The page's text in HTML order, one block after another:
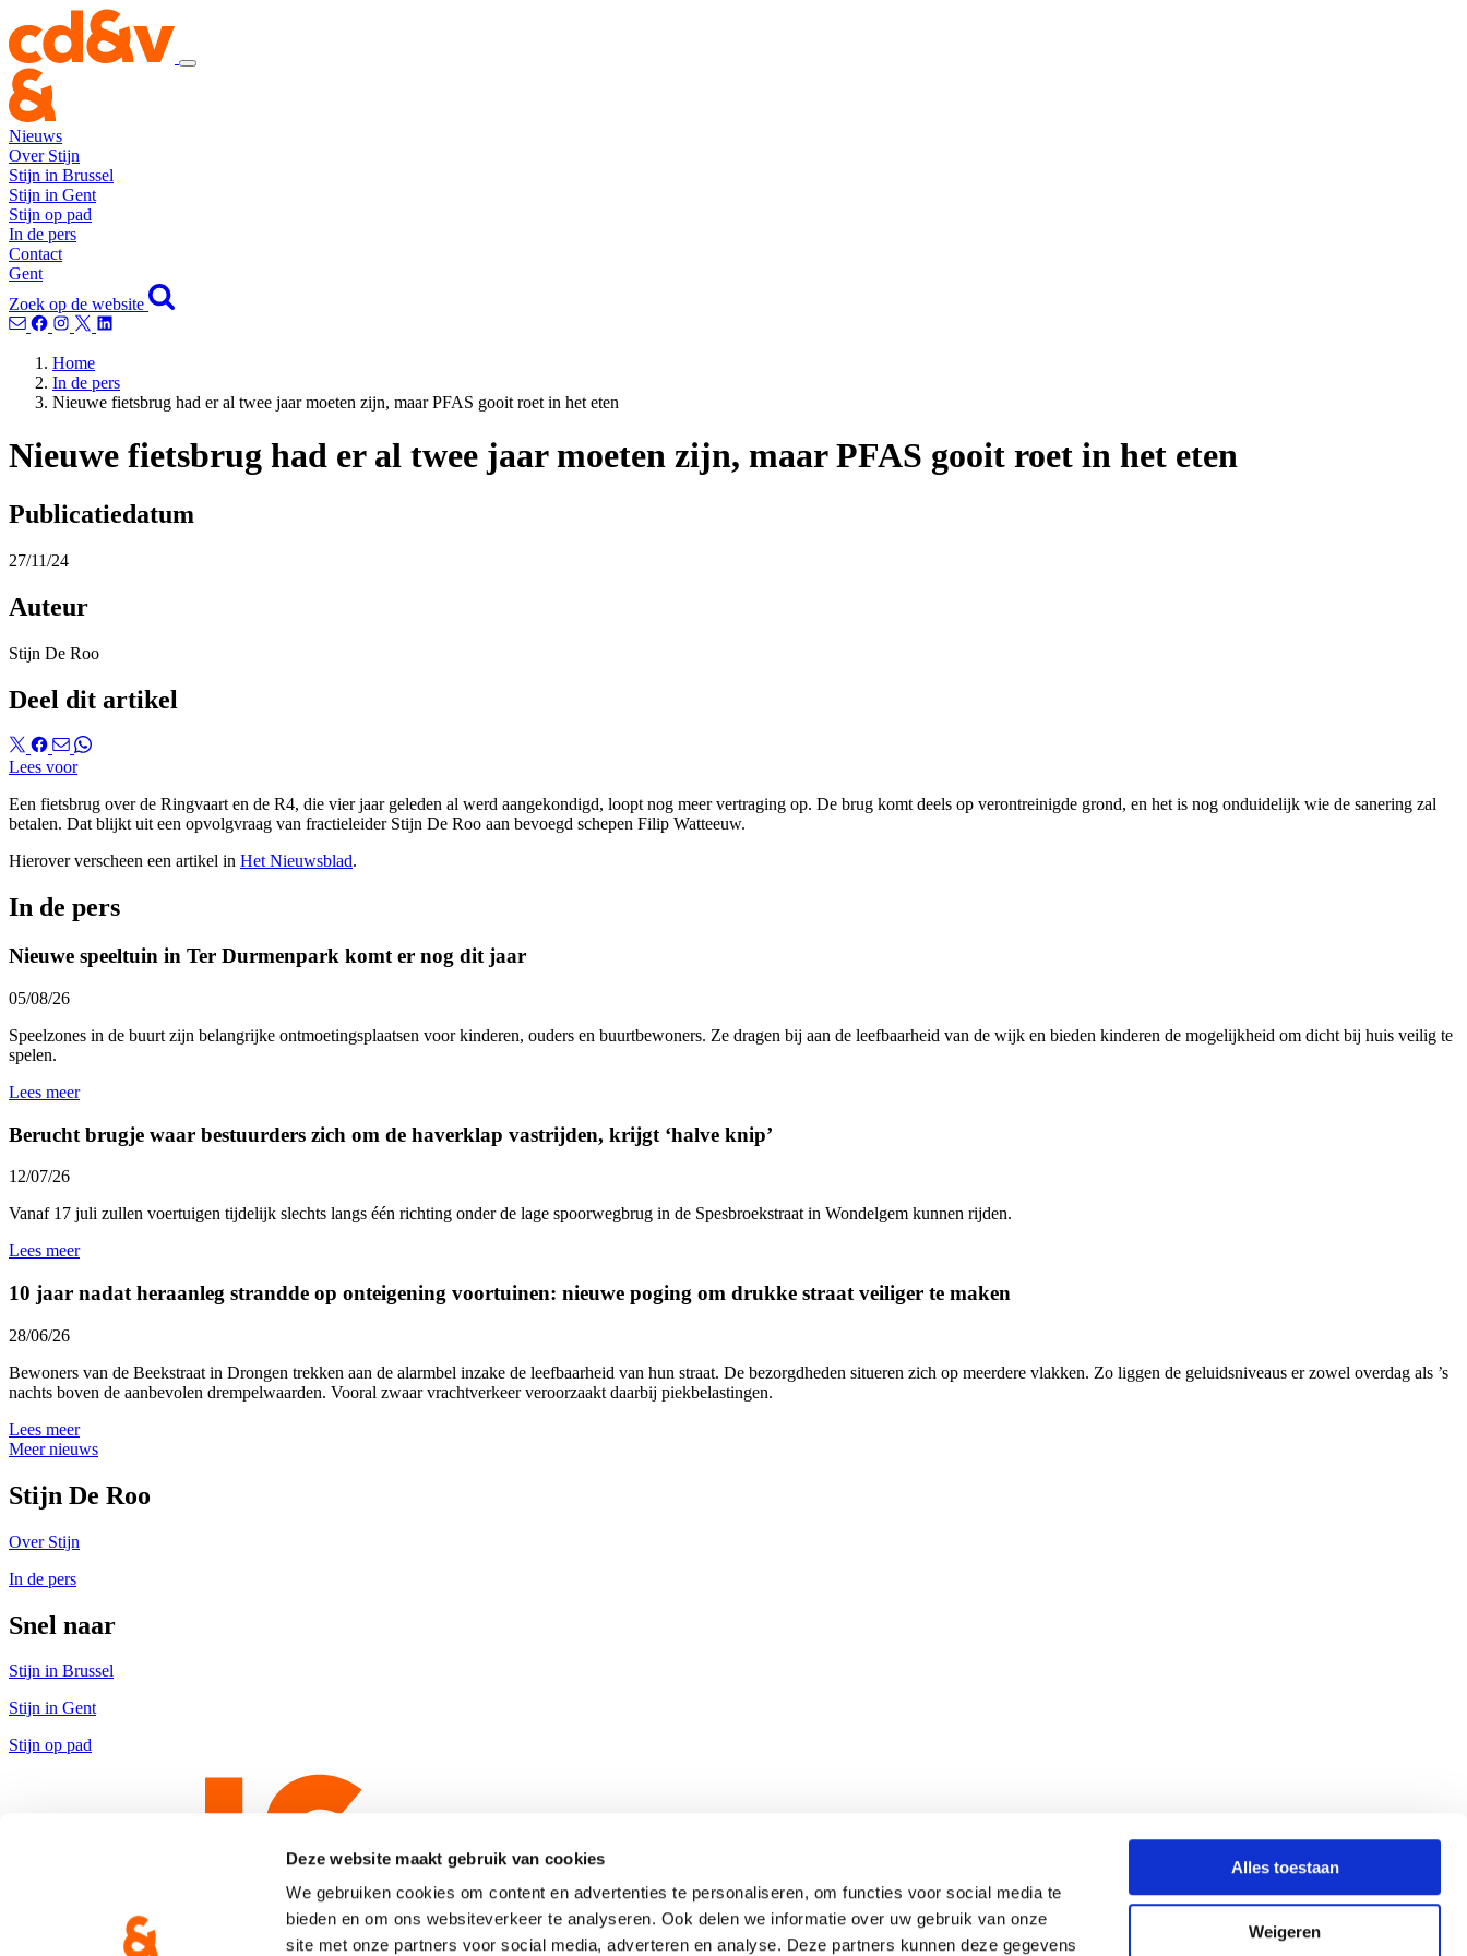
Deze website maakt gebruik van cookies
We gebruiken cookies om content en advertenties te personaliseren, om functies voor social media te
bieden en om ons websiteverkeer te analyseren. Ook delen we informatie over uw gebruik van onze
site met onze partners voor social media, adverteren en analyse. Deze partners kunnen deze gegevens
Alles toestaan
Weigeren
Nieuws
Over Stijn
Stijn in Brussel
Stijn in Gent
Stijn op pad
In de pers
Contact
Gent
Zoek op de website
Home
In de pers
Nieuwe fietsbrug had er al twee jaar moeten zijn, maar PFAS gooit roet in het eten
Nieuwe fietsbrug had er al twee jaar moeten zijn, maar PFAS gooit roet in het eten
Publicatiedatum
27/11/24
Auteur
Stijn De Roo
Deel dit artikel
Lees voor
Een fietsbrug over de Ringvaart en de R4, die vier jaar geleden al werd aangekondigd, loopt nog meer vertraging op. De brug komt deels op verontreinigde grond, en het is nog onduidelijk wie de sanering zal
betalen. Dat blijkt uit een opvolgvraag van fractieleider Stijn De Roo aan bevoegd schepen Filip Watteeuw.
Hierover verscheen een artikel in Het Nieuwsblad.
In de pers
Nieuwe speeltuin in Ter Durmenpark komt er nog dit jaar
05/08/26
Speelzones in de buurt zijn belangrijke ontmoetingsplaatsen voor kinderen, ouders en buurtbewoners. Ze dragen bij aan de leefbaarheid van de wijk en bieden kinderen de mogelijkheid om dicht bij huis veilig te
spelen.
Lees meer
Berucht brugje waar bestuurders zich om de haverklap vastrijden, krijgt ‘halve knip’
12/07/26
Vanaf 17 juli zullen voertuigen tijdelijk slechts langs één richting onder de lage spoorwegbrug in de Spesbroekstraat in Wondelgem kunnen rijden.
Lees meer
10 jaar nadat heraanleg strandde op onteigening voortuinen: nieuwe poging om drukke straat veiliger te maken
28/06/26
Bewoners van de Beekstraat in Drongen trekken aan de alarmbel inzake de leefbaarheid van hun straat. De bezorgdheden situeren zich op meerdere vlakken. Zo liggen de geluidsniveaus er zowel overdag als ’s
nachts boven de aanbevolen drempelwaarden. Vooral zwaar vrachtverkeer veroorzaakt daarbij piekbelastingen.
Lees meer
Meer nieuws
Stijn De Roo
Over Stijn
In de pers
Snel naar
Stijn in Brussel
Stijn in Gent
Stijn op pad